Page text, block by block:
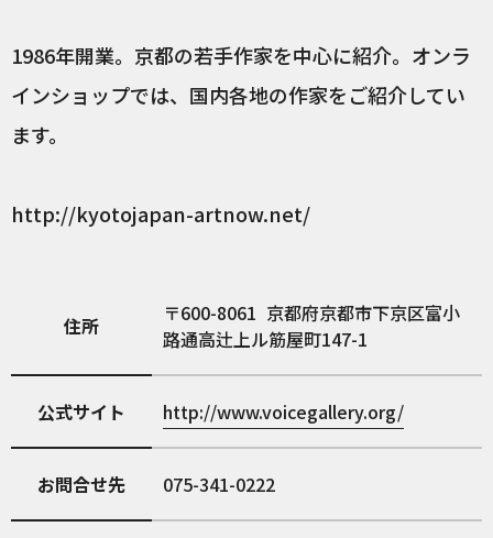
1986年開業。京都の若手作家を中心に紹介。オンラ
インショップでは、国内各地の作家をご紹介してい
ます。
http://kyotojapan-artnow.net/
住所 600-8061 京都府京都市下京区富小
路通高辻上ル筋屋町147-1
公式サイト http://www.voicegallery.org/
お問合せ先 075-341-0222